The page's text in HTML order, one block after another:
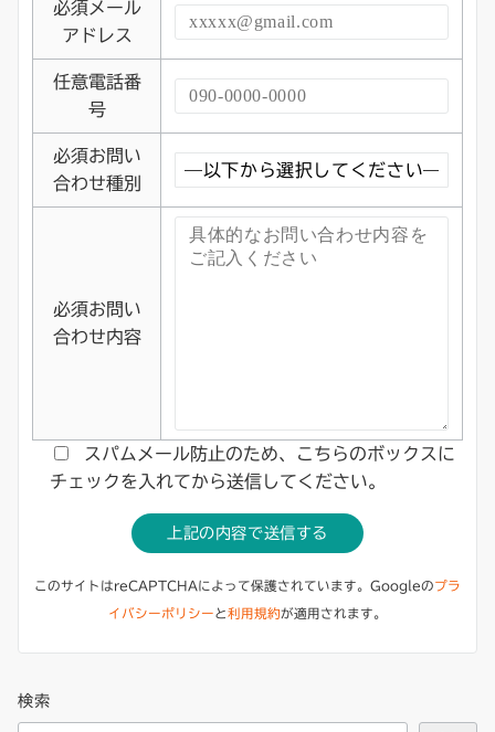
必須 メール
アドレス
任意電話番
号
必須お問い
合わせ種別
必須お問い
合わせ内容
スパムメール防止のため、こちらのボックスに
チェックを入れてから送信してください。
このサイトはreCAPTCHAによって保護されています。Googleのプラ
イバシーポリシーと利用規約が適用されます。
検索